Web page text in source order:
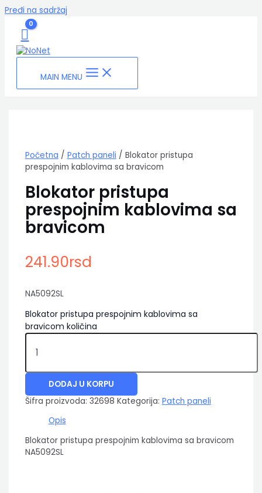
Pređi na sadržaj
MAIN MENU
Početna / Patch paneli / Blokator pristupa
prespojnim kablovima sa bravicom
Blokator pristupa
prespojnim kablovima sa
bravicom
241.90rsd
NA5092SL
Blokator pristupa prespojnim kablovima sa
bravicom količina
DODAJ U KORPU
Šifra proizvoda: 32698 Kategorija: Patch paneli
Opis
Blokator pristupa prespojnim kablovima sa bravicom
NA5092SL